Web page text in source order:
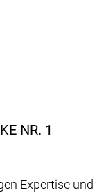
NR. 1
Expertise und